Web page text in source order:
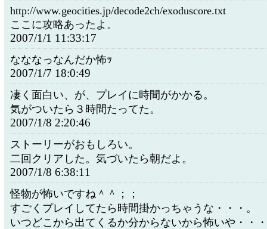
http://www.geocities.jp/decode2ch/exoduscore.txt
ここに攻略あったよ。
2007/1/1 11:33:17
なななっなんだか怖ｯ
2007/1/7 18:0:49
凄く面白い、が、プレイに時間がかかる。
気がついたら３時間たってた。
2007/1/8 2:20:46
ストーリーがおもしろい。
二回クリアした。気づいたら朝だよ。
2007/1/8 6:38:11
怪物が怖いですね＾＾；；
すごくプレイしてたら時間掛かっちゃうな・・・。
いつどこから出てくるか分からないから怖いや・・